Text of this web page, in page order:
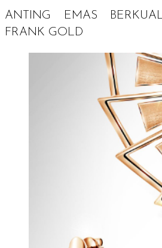
ANTING EMAS
FRANK GOLD